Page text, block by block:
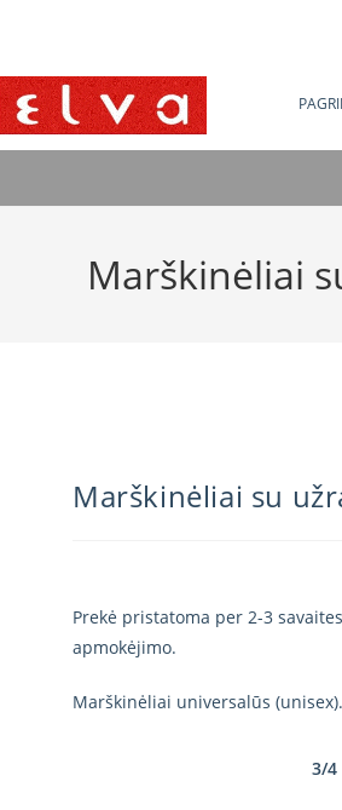
Marškinėliai
Marškinėliai su
Prekė pristatoma per 2-3
apmokėjimo.
Marškinėliai universalūs (unisex).
3/4